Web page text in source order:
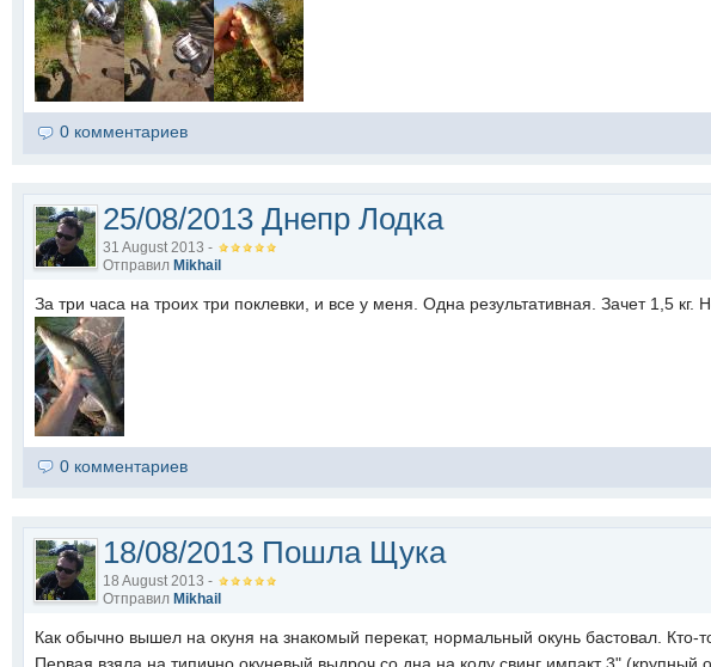
0 комментариев
25/08/2013 Днепр Лодка
31 August 2013 -
Отправил Mikhail
За три часа на троих три поклевки, и все у меня. Одна результативная. Зачет 1,5 кг.
0 комментариев
18/08/2013 Пошла Щука
18 August 2013 -
Отправил Mikhail
Как обычно вышел на окуня на знакомый перекат, нормальный окунь бастовал. Кто-